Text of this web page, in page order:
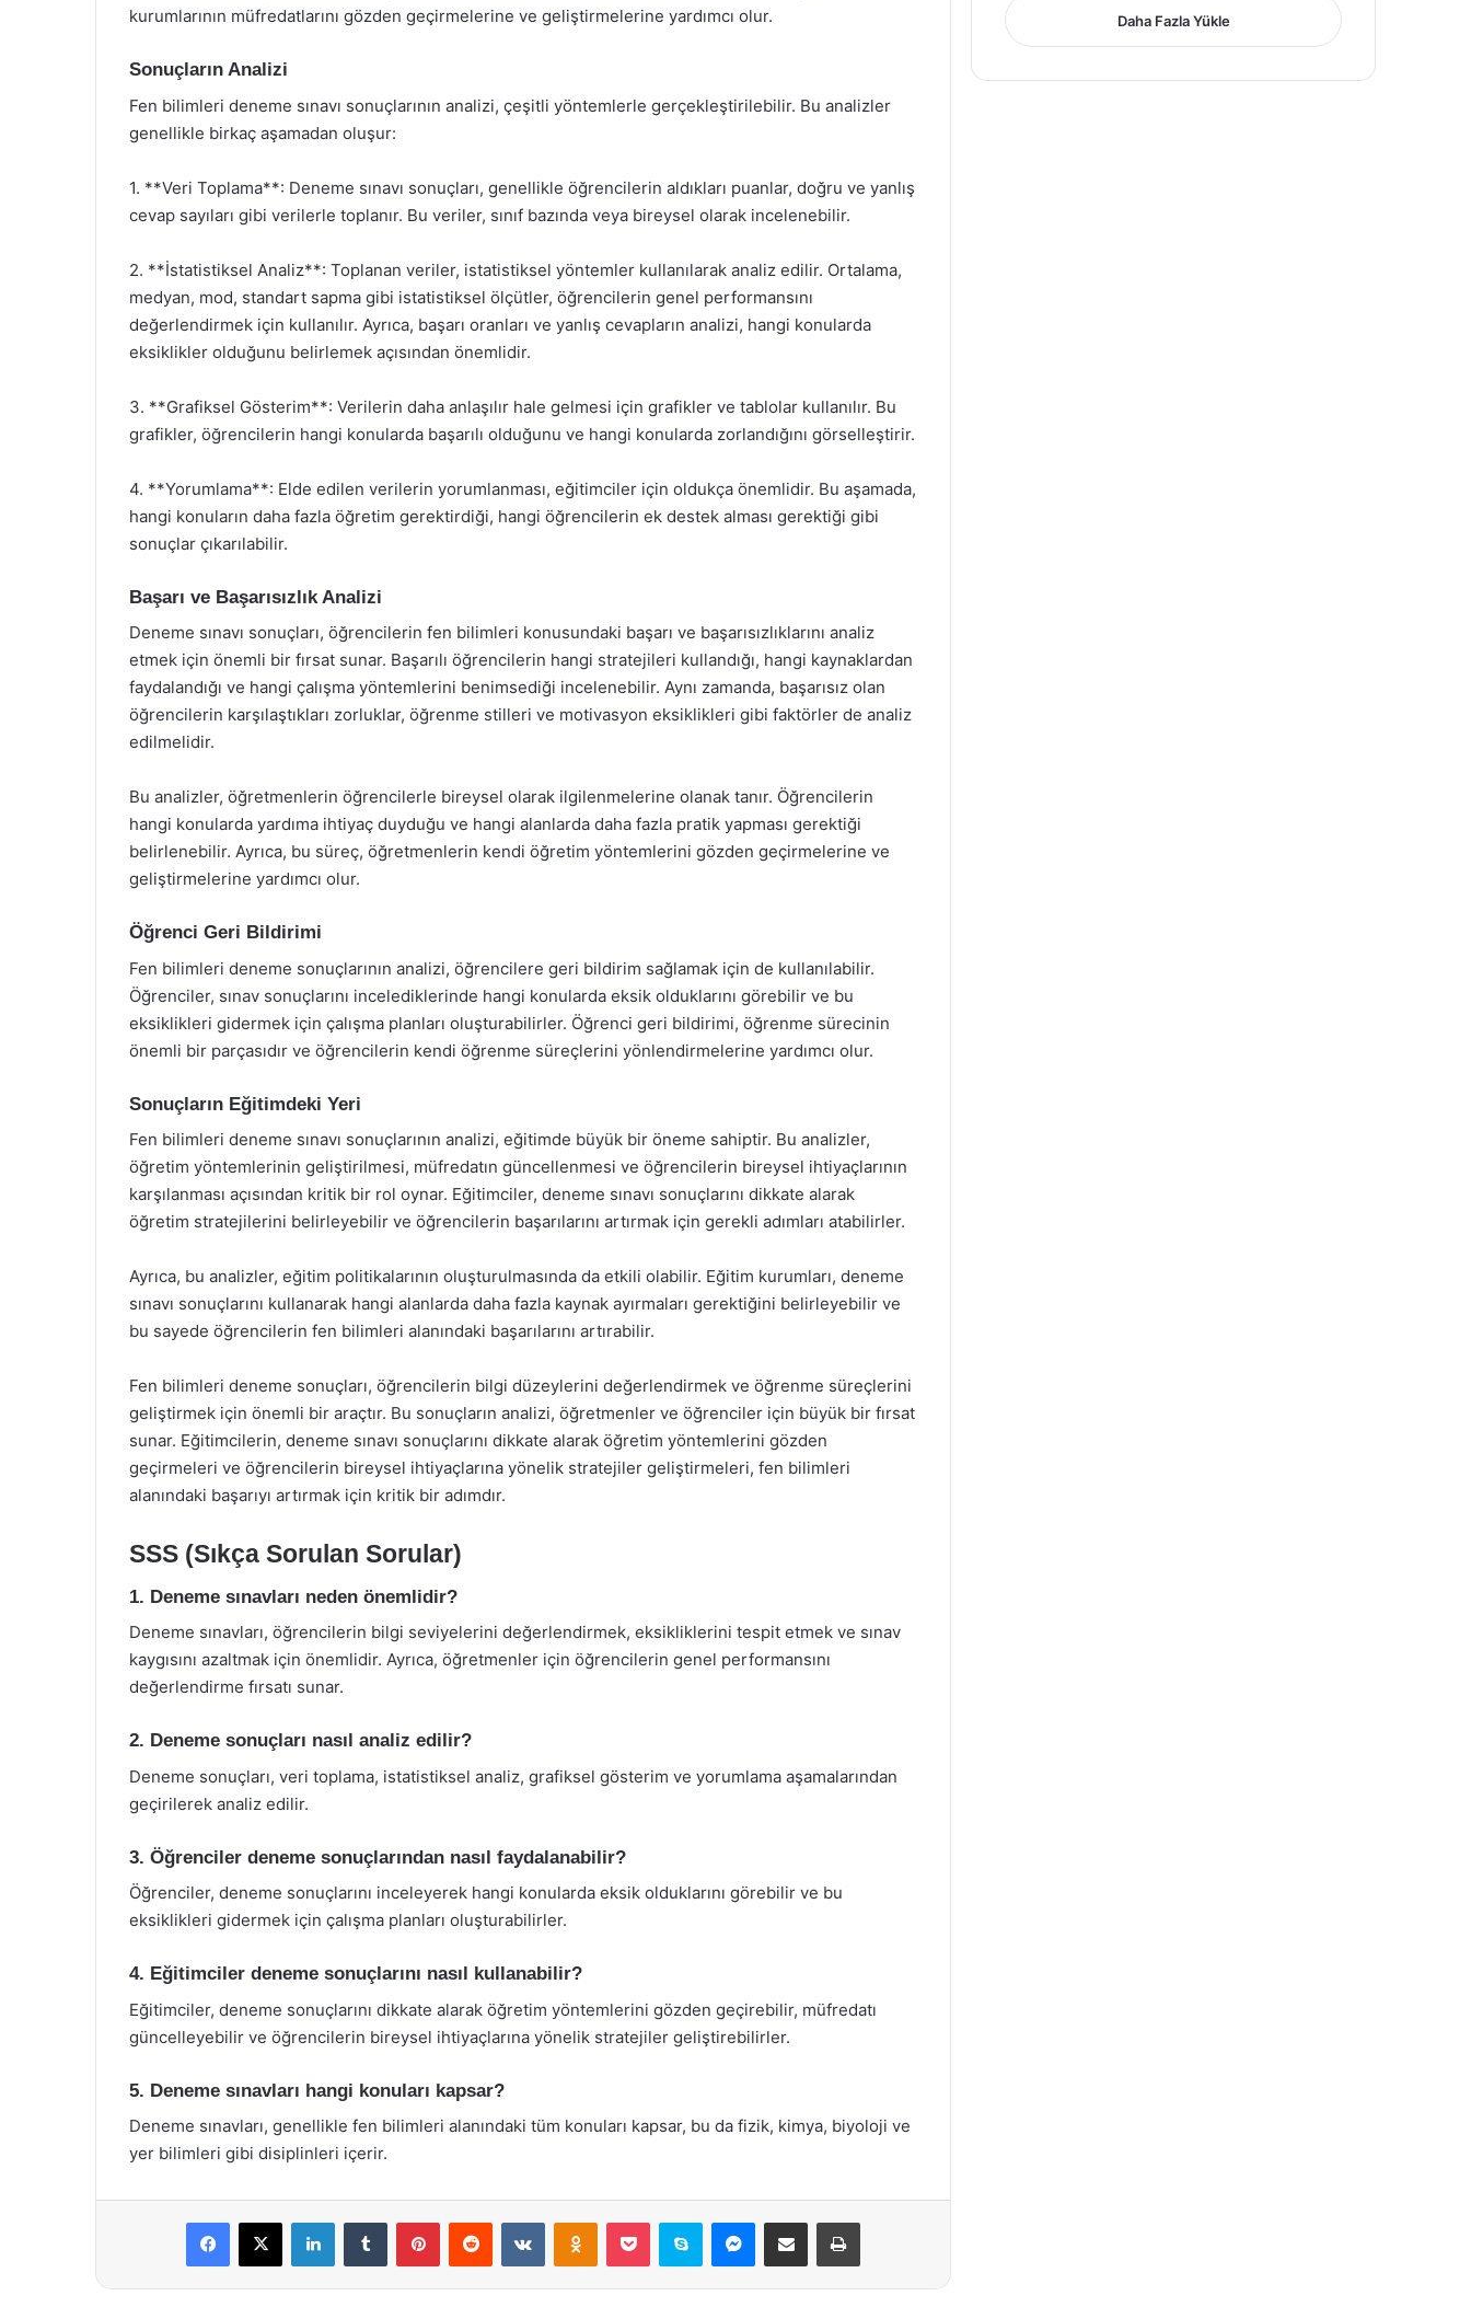
kurumlarının müfredatlarını gözden geçirmelerine ve geliştirmelerine yardımcı olur.
Sonuçların Analizi
Fen bilimleri deneme sınavı sonuçlarının analizi, çeşitli yöntemlerle gerçekleştirilebilir. Bu analizler
genellikle birkaç aşamadan oluşur:
1. **Veri Toplama**: Deneme sınavı sonuçları, genellikle öğrencilerin aldıkları puanlar, doğru ve yanlış
cevap sayıları gibi verilerle toplanır. Bu veriler, sınıf bazında veya bireysel olarak incelenebilir.
2. **İstatistiksel Analiz**: Toplanan veriler, istatistiksel yöntemler kullanılarak analiz edilir. Ortalama,
medyan, mod, standart sapma gibi istatistiksel ölçütler, öğrencilerin genel performansını
değerlendirmek için kullanılır. Ayrıca, başarı oranları ve yanlış cevapların analizi, hangi konularda
eksiklikler olduğunu belirlemek açısından önemlidir.
3. **Grafiksel Gösterim**: Verilerin daha anlaşılır hale gelmesi için grafikler ve tablolar kullanılır. Bu
grafikler, öğrencilerin hangi konularda başarılı olduğunu ve hangi konularda zorlandığını görselleştirir.
4. **Yorumlama**: Elde edilen verilerin yorumlanması, eğitimciler için oldukça önemlidir. Bu aşamada,
hangi konuların daha fazla öğretim gerektirdiği, hangi öğrencilerin ek destek alması gerektiği gibi
sonuçlar çıkarılabilir.
Başarı ve Başarısızlık Analizi
Deneme sınavı sonuçları, öğrencilerin fen bilimleri konusundaki başarı ve başarısızlıklarını analiz
etmek için önemli bir fırsat sunar. Başarılı öğrencilerin hangi stratejileri kullandığı, hangi kaynaklardan
faydalandığı ve hangi çalışma yöntemlerini benimsediği incelenebilir. Aynı zamanda, başarısız olan
öğrencilerin karşılaştıkları zorluklar, öğrenme stilleri ve motivasyon eksiklikleri gibi faktörler de analiz
edilmelidir.
Bu analizler, öğretmenlerin öğrencilerle bireysel olarak ilgilenmelerine olanak tanır. Öğrencilerin
hangi konularda yardıma ihtiyaç duyduğu ve hangi alanlarda daha fazla pratik yapması gerektiği
belirlenebilir. Ayrıca, bu süreç, öğretmenlerin kendi öğretim yöntemlerini gözden geçirmelerine ve
geliştirmelerine yardımcı olur.
Öğrenci Geri Bildirimi
Fen bilimleri deneme sonuçlarının analizi, öğrencilere geri bildirim sağlamak için de kullanılabilir.
Öğrenciler, sınav sonuçlarını incelediklerinde hangi konularda eksik olduklarını görebilir ve bu
eksiklikleri gidermek için çalışma planları oluşturabilirler. Öğrenci geri bildirimi, öğrenme sürecinin
önemli bir parçasıdır ve öğrencilerin kendi öğrenme süreçlerini yönlendirmelerine yardımcı olur.
Sonuçların Eğitimdeki Yeri
Fen bilimleri deneme sınavı sonuçlarının analizi, eğitimde büyük bir öneme sahiptir. Bu analizler,
öğretim yöntemlerinin geliştirilmesi, müfredatın güncellenmesi ve öğrencilerin bireysel ihtiyaçlarının
karşılanması açısından kritik bir rol oynar. Eğitimciler, deneme sınavı sonuçlarını dikkate alarak
öğretim stratejilerini belirleyebilir ve öğrencilerin başarılarını artırmak için gerekli adımları atabilirler.
Ayrıca, bu analizler, eğitim politikalarının oluşturulmasında da etkili olabilir. Eğitim kurumları, deneme
sınavı sonuçlarını kullanarak hangi alanlarda daha fazla kaynak ayırmaları gerektiğini belirleyebilir ve
bu sayede öğrencilerin fen bilimleri alanındaki başarılarını artırabilir.
Fen bilimleri deneme sonuçları, öğrencilerin bilgi düzeylerini değerlendirmek ve öğrenme süreçlerini
geliştirmek için önemli bir araçtır. Bu sonuçların analizi, öğretmenler ve öğrenciler için büyük bir fırsat
sunar. Eğitimcilerin, deneme sınavı sonuçlarını dikkate alarak öğretim yöntemlerini gözden
geçirmeleri ve öğrencilerin bireysel ihtiyaçlarına yönelik stratejiler geliştirmeleri, fen bilimleri
alanındaki başarıyı artırmak için kritik bir adımdır.
SSS (Sıkça Sorulan Sorular)
1. Deneme sınavları neden önemlidir?
Deneme sınavları, öğrencilerin bilgi seviyelerini değerlendirmek, eksikliklerini tespit etmek ve sınav
kaygısını azaltmak için önemlidir. Ayrıca, öğretmenler için öğrencilerin genel performansını
değerlendirme fırsatı sunar.
2. Deneme sonuçları nasıl analiz edilir?
Deneme sonuçları, veri toplama, istatistiksel analiz, grafiksel gösterim ve yorumlama aşamalarından
geçirilerek analiz edilir.
3. Öğrenciler deneme sonuçlarından nasıl faydalanabilir?
Öğrenciler, deneme sonuçlarını inceleyerek hangi konularda eksik olduklarını görebilir ve bu
eksiklikleri gidermek için çalışma planları oluşturabilirler.
4. Eğitimciler deneme sonuçlarını nasıl kullanabilir?
Eğitimciler, deneme sonuçlarını dikkate alarak öğretim yöntemlerini gözden geçirebilir, müfredatı
güncelleyebilir ve öğrencilerin bireysel ihtiyaçlarına yönelik stratejiler geliştirebilirler.
5. Deneme sınavları hangi konuları kapsar?
Deneme sınavları, genellikle fen bilimleri alanındaki tüm konuları kapsar, bu da fizik, kimya, biyoloji ve
yer bilimleri gibi disiplinleri içerir.
Facebook
X LinkedInTumblr PinterestReddit VKontakteOdnoklassniki
Pocket Skype Messenger
E-Posta ile paylaş Yazdır
Daha Fazla Yükle